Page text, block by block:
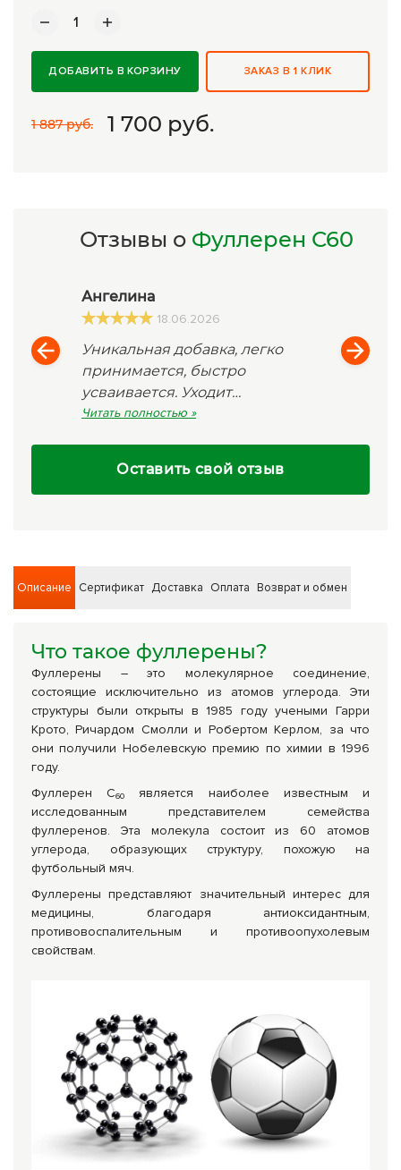
ДОБАВИТЬ В КОРЗИНУ ЗАКАЗ В 1 КЛИК
1 887 руб. 1 700 руб.
Отзывы о Фуллерен С60
Ангелина
18.06.2026
Уникальная добавка, легко
принимается, быстро
усваивается. Уходит
хроническая усталость,
оказывает антивозрастной
уход за кожей! Покупайте! Не
Читать полностью »
Оставить свой отзыв
Описание Сертификат Доставка Оплата Возврат и обмен
Что такое фуллерены?
Фуллерены – это молекулярное соединение,
состоящие исключительно из атомов углерода. Эти
структуры были открыты в 1985 году учеными Гарри
Крото, Ричардом Смолли и Робертом Керлом, за что
они получили Нобелевскую премию по химии в 1996
году.
Фуллерен C₆₀ является наиболее известным и
исследованным представителем семейства
фуллеренов. Эта молекула состоит из 60 атомов
углерода, образующих структуру, похожую на
футбольный мяч.
Фуллерены представляют значительный интерес для
медицины, благодаря антиоксидантным,
противовоспалительным и противоопухолевым
свойствам.